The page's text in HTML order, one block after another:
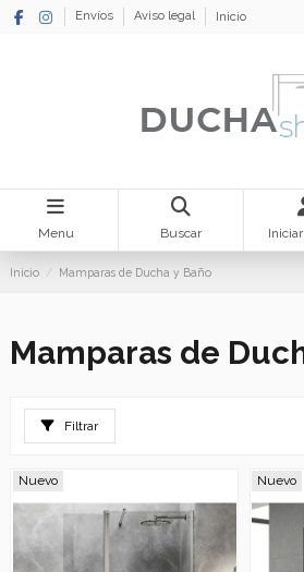
Envíos Aviso legal Inicio
Menu Buscar
Inicio Mamparas de Ducha y Baño
Mamparas de
Filtrar
Nuevo Nuevo